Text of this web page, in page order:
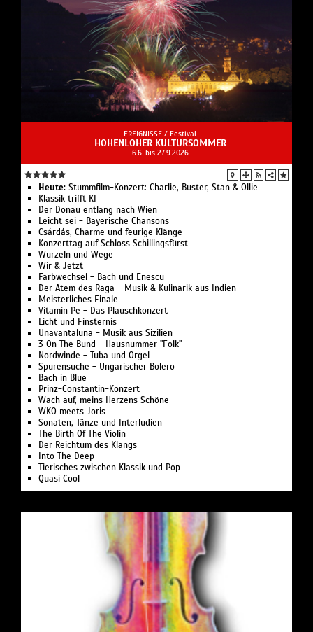
EREIGNISSE / Festival
HOHENLOHER KULTURSOMMER
6.6. bis 27.9.2026
Heute: Stummfilm-Konzert: Charlie, Buster, Stan & Ollie
Klassik trifft KI
Der Donau entlang nach Wien
Leicht sei - Bayerische Chansons
Csárdás, Charme und feurige Klänge
Konzerttag auf Schloss Schillingsfürst
Wurzeln und Wege
Wir & Jetzt
Farbwechsel - Bach und Enescu
Der Atem des Raga - Musik & Kulinarik aus Indien
Meisterliches Finale
Vitamin Pe - Das Plauschkonzert
Licht und Finsternis
Unavantaluna - Musik aus Sizilien
3 On The Bund - Hausnummer "Folk"
Nordwinde - Tuba und Orgel
Spurensuche - Ungarischer Bolero
Bach in Blue
Prinz-Constantin-Konzert
Wach auf, meins Herzens Schöne
WKO meets Joris
Sonaten, Tänze und Interludien
The Birth Of The Violin
Der Reichtum des Klangs
Into The Deep
Tierisches zwischen Klassik und Pop
Quasi Cool